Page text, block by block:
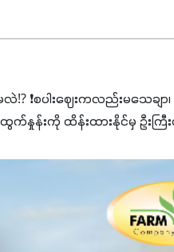
❗စပါးဈေးကလည်းမသေချ
နှုန်းကို ထိန်းထားနိုင်မှ ဦးကြီ
တ်ချရတဲ့ သွင်းအားစုပစ္စည်း